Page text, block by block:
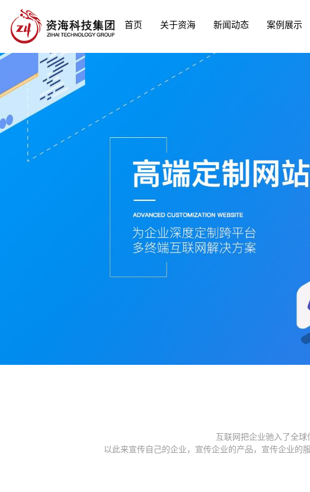
首页 关于资海 新闻动态 案例展示
互联网把企业驰入了全
以此来宣传自己的企业，宣传企业的产品，宣传企业